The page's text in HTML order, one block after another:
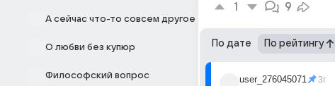
А сейчас что-то совсем другое
О любви без купюр
Философский вопрос
1 9
По дате По рейтингу
user_276045071 3г